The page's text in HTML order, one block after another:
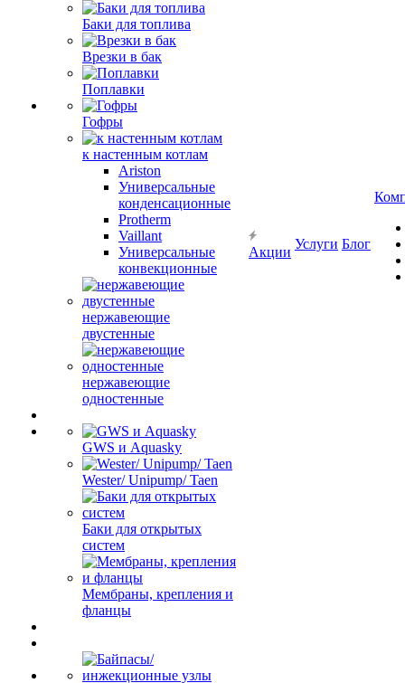
Баки для топлива
Врезки в бак
Поплавки
Гофры
к настенным котлам
Ariston
Универсальные
конденсационные
Protherm
Vaillant
Универсальные
конвекционные
нержавеющие
двустенные
нержавеющие
одностенные
GWS и Aquasky
Wester/ Unipump/ Taen
Баки для открытых
систем
Мембраны, крепления и
фланцы
Акции
Услуги Блог